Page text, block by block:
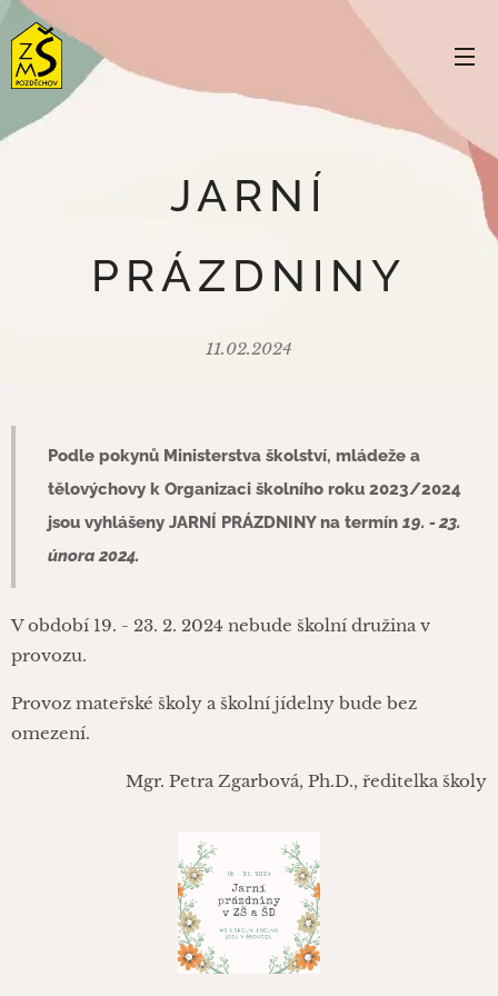
JARNÍ
PRÁZDNINY
11.02.2024
Podle pokynů Ministerstva školství, mládeže a
tělovýchovy k Organizaci školního roku 2023/2024
jsou vyhlášeny JARNÍ PRÁZDNINYna termín 19. - 23.
února2024.
V období 19. - 23. 2. 2024 nebude školní družina v
provozu.
Provoz mateřské školy a školní jídelny bude bez
omezení.
Mgr. Petra Zgarbová, Ph.D., ředitelka školy